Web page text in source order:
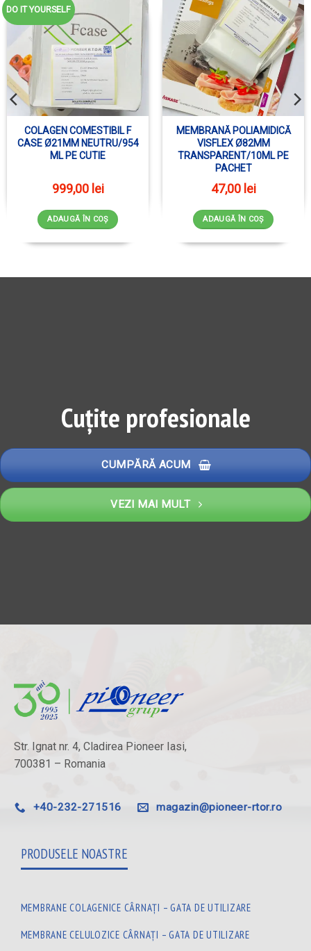
DO IT YOURSELFADAUGĂ ÎN WISHLIST
COLAGEN COMESTIBIL F
CASE Ø21MM NEUTRU/954
ML PE CUTIE
999,00 lei
ADAUGĂ ÎN COȘ
ADAUGĂ ÎN WISHLIST
MEMBRANĂ POLIAMIDICĂ
VISFLEX Ø82MM
TRANSPARENT/10ML PE
PACHET
47,00 lei
ADAUGĂ ÎN COȘ
Cuțite profesionale
CUMPĂRĂ ACUM
VEZI MAI MULT
Str. Ignat nr. 4, Cladirea Pioneer Iasi,
700381 – Romania
+40-232-271516 magazin@pioneer-rtor.ro
PRODUSELE NOASTRE
MEMBRANE COLAGENICE CÂRNAȚI – GATA DE UTILIZARE
MEMBRANE CELULOZICE CÂRNAȚI – GATA DE UTILIZARE